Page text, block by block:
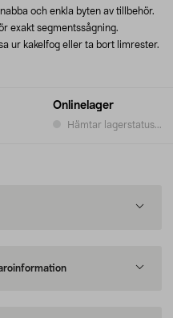
Onlinelager
Hämtar lagerstatus...
och enkla byten av tillbehör.
exakt segmentssågning.
ur kakelfog eller ta bort limrester.